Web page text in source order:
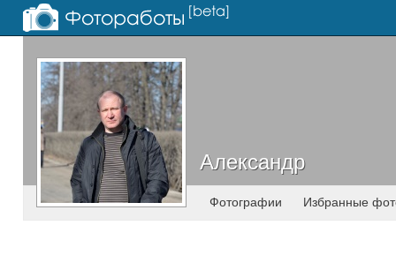
Александр
Александр
Фотографии Избранные